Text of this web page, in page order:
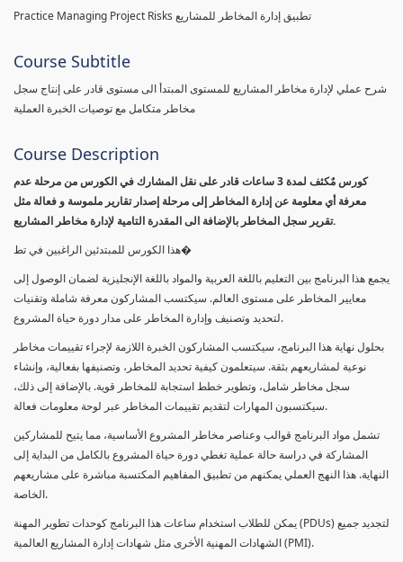
Practice Managing Project Risks تطبيق إدارة المخاطر للمشاريع
Course Subtitle
شرح عملي لإدارة مخاطر المشاريع للمستوى المبتدأ الى مستوى قادر على إنتاج سجل
مخاطر متكامل مع توصيات الخبرة العملية
Course Description
كورس مٌكثف لمدة 3 ساعات قادر على نقل المشارك في الكورس من مرحلة عدم
معرفة أي معلومة عن إدارة المخاطر إلى مرحلة إصدار تقارير ملموسة و فعالة مثل
تقرير سجل المخاطر بالإضافة الى المقدرة التامية لإدارة مخاطر المشاريع.
هذا الكورس للمبتدئين الراغبين في تط�
يجمع هذا البرنامج بين التعليم باللغة العربية والمواد باللغة الإنجليزية لضمان الوصول إلى
معايير المخاطر على مستوى العالم. سيكتسب المشاركون معرفة شاملة وتقنيات
لتحديد وتصنيف وإدارة المخاطر على مدار دورة حياة المشروع.
بحلول نهاية هذا البرنامج، سيكتسب المشاركون الخبرة اللازمة لإجراء تقييمات مخاطر
نوعية لمشاريعهم بثقة. سيتعلمون كيفية تحديد المخاطر، وتصنيفها بفعالية، وإنشاء
سجل مخاطر شامل، وتطوير خطط استجابة للمخاطر قوية. بالإضافة إلى ذلك،
سيكتسبون المهارات لتقديم تقييمات المخاطر عبر لوحة معلومات فعالة.
تشمل مواد البرنامج قوالب وعناصر مخاطر المشروع الأساسية، مما يتيح للمشاركين
المشاركة في دراسة حالة عملية تغطي دورة حياة المشروع بالكامل من البداية إلى
النهاية. هذا النهج العملي يمكنهم من تطبيق المفاهيم المكتسبة مباشرة على مشاريعهم
الخاصة.
يمكن للطلاب استخدام ساعات هذا البرنامج كوحدات تطوير المهنة (PDUs) لتجديد جميع
الشهادات المهنية الأخرى مثل شهادات إدارة المشاريع العالمية (PMI).